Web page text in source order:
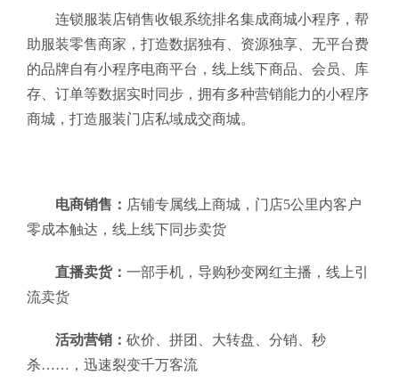
连锁服装店销售收银系统排名集成商城小程序，帮
助服装零售商家，打造数据独有、资源独享、无平台费
的品牌自有小程序电商平台，线上线下商品、会员、库
存、订单等数据实时同步，拥有多种营销能力的小程序
商城，打造服装门店私域成交商城。
电商销售： 店铺专属线上商城，门店5公里内客户
零成本触达，线上线下同步卖货
直播卖货： 一部手机，导购秒变网红主播，线上引
流卖货
活动营销： 砍价、拼团、大转盘、分销、秒
杀……，迅速裂变千万客流